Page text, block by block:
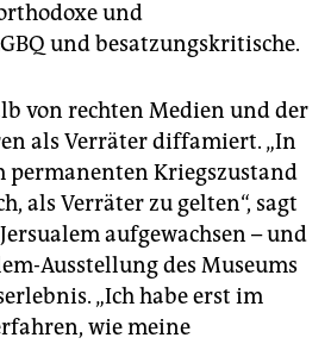
und
und besatzungskritische.
von rechten Medien und der
als Verräter diffamiert. „In
permanenten Kriegszustand
als Verräter zu gelten“, sagt
aufgewachsen – und
Ausstellung des Museums
„Ich habe erst im
wie meine